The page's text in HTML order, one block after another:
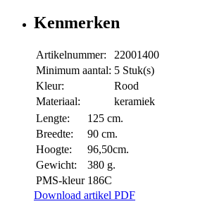
Kenmerken
Artikelnummer:
22001400
Minimum aantal: 5 Stuk(s)
Kleur:
Rood
Materiaal:
keramiek
Lengte:
125 cm.
Breedte:
90 cm.
Hoogte:
96,50cm.
Gewicht:
380 g.
PMS-kleur 186C
Download artikel PDF